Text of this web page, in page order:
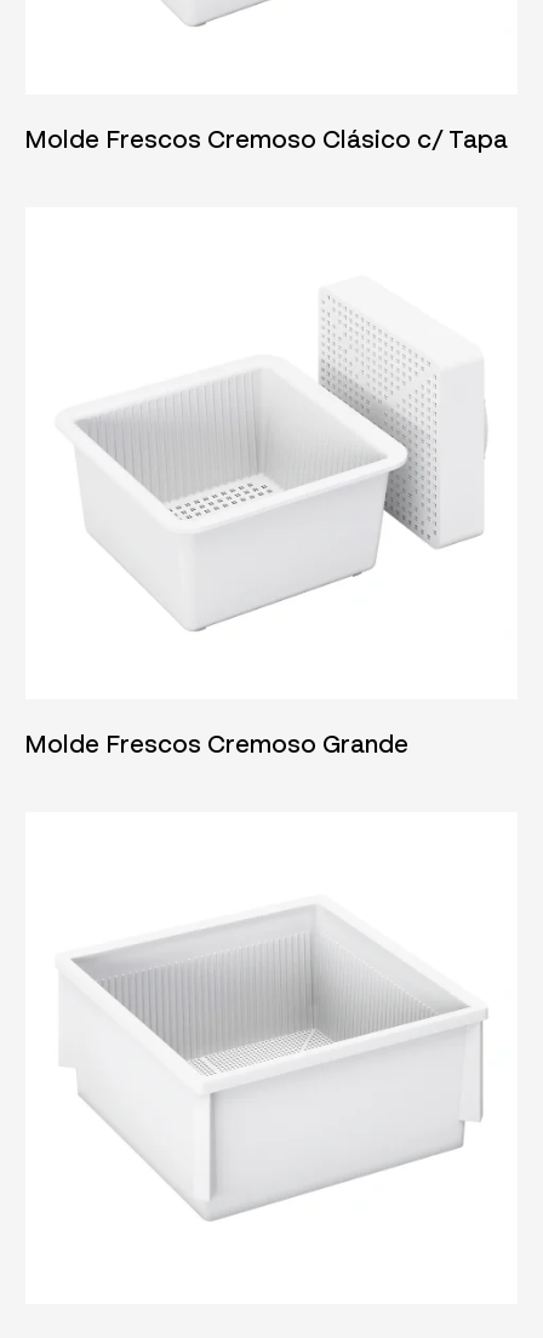
Molde Frescos Cremoso Clásico c/ Tapa
Molde Frescos Cremoso Grande